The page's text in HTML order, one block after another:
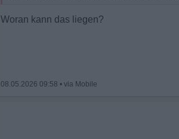
Woran kann das liegen?
08.05.2026 09:58 •